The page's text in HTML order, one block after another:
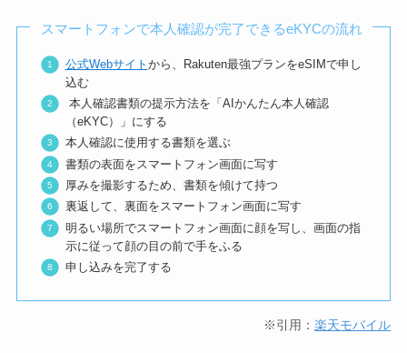
スマートフォンで本人確認が完了できるeKYCの流れ
公式Webサイト から、Rakuten最強プランをeSIMで申し
込む
本人確認書類の提示方法を「AIかんたん本人確認
（eKYC）」にする
本人確認に使用する書類を選ぶ
書類の表面をスマートフォン画面に写す
厚みを撮影するため、書類を傾けて持つ
裏返して、裏面をスマートフォン画面に写す
明るい場所でスマートフォン画面に顔を写し、画面の指
示に従って顔の目の前で手をふる
申し込みを完了する
※引用：楽天モバイル